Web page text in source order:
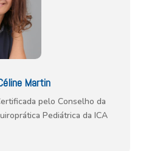
Martin
pelo Conselho da
Pediátrica da ICA